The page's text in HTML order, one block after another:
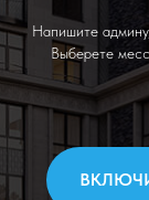
Напишите
Выберете